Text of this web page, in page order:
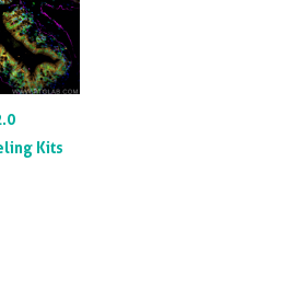
Kits